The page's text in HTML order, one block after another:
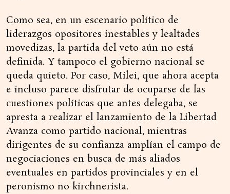
Como sea, en un escenario político de
liderazgos opositores inestables y lealtades
movedizas, la partida del veto aún no está
definida. Y tampoco el gobierno nacional se
queda quieto. Por caso, Milei, que ahora acepta
e incluso parece disfrutar de ocuparse de las
cuestiones políticas que antes delegaba, se
apresta a realizar el lanzamiento de la Libertad
Avanza como partido nacional, mientras
dirigentes de su confianza amplían el campo de
negociaciones en busca de más aliados
eventuales en partidos provinciales y en el
peronismo no kirchnerista.